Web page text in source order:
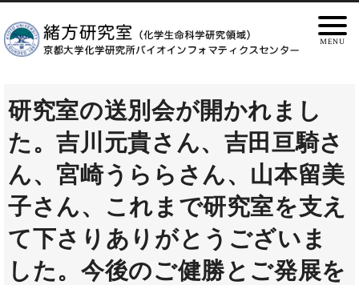
研究室の送別会が開かれまし
た。吉川元貴さん、吉田亘騎さ
ん、宮崎うららさん、山本留美
子さん、これまで研究室を支え
て下さりありがとうございま
した。今後のご健勝とご発展を